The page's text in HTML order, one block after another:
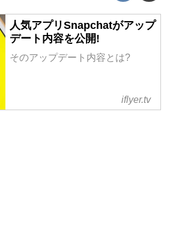
人気アプリSnapchatがアップ
デート内容を公開!
そのアップデート内容とは?
iflyer.tv